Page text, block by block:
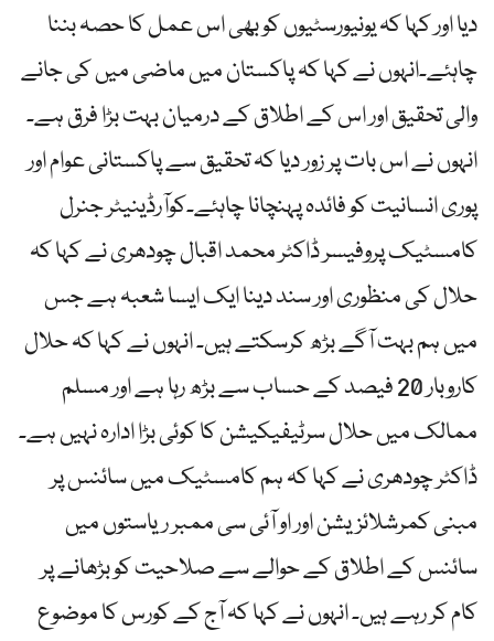
دیا اور کہا کہ یونیورسٹیوں کو بھی اس عمل کا حصہ بننا
چاہئے۔انہوں نے کہا کہ پاکستان میں ماضی میں کی جانے
والی تحقیق اور اس کے اطلاق کے درمیان بہت بڑا فرق ہے۔
انہوں نے اس بات پر زور دیا کہ تحقیق سے پاکستانی عوام اور
پوری انسانیت کو فائدہ پہنچانا چاہئے۔کوآرڈینیٹر جنرل
کامسٹیک پروفیسر ڈاکٹر محمد اقبال چودھری نے کہا کہ
حلال کی منظوری اور سند دینا ایک ایسا شعبہ ہے جس
میں ہم بہت آگے بڑھ کرسکتے ہیں۔ انہوں نے کہا کہ حلال
کاروبار 20 فیصد کے حساب سے بڑھ رہا ہے اور مسلم
ممالک میں حلال سرٹیفیکیشن کا کوئی بڑا ادارہ نہیں ہے۔
ڈاکٹر چودھری نے کہا کہ ہم کامسٹیک میں سائنس پر
مبنی کمرشلائزیشن اور او آئی سی ممبر ریاستوں میں
سائنس کے اطلاق کے حوالے سے صلاحیت کو بڑھانے پر
کام کر رہے ہیں۔ انہوں نے کہا کہ آج کے کورس کا موضوع